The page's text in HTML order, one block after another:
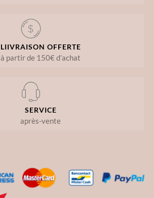
LIIVRAISON OFFERTE
à partir de 150€ d’achat
SERVICE
après-vente